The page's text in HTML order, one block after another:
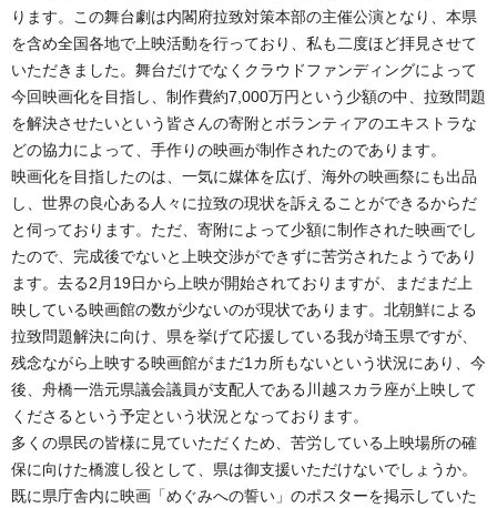
ります。この舞台劇は内閣府拉致対策本部の主催公演となり、本県
を含め全国各地で上映活動を行っており、私も二度ほど拝見させて
いただきました。舞台だけでなくクラウドファンディングによって
今回映画化を目指し、制作費約7,000万円という少額の中、拉致問題
を解決させたいという皆さんの寄附とボランティアのエキストラな
どの協力によって、手作りの映画が制作されたのであります。
映画化を目指したのは、一気に媒体を広げ、海外の映画祭にも出品
し、世界の良心ある人々に拉致の現状を訴えることができるからだ
と伺っております。ただ、寄附によって少額に制作された映画でし
たので、完成後でないと上映交渉ができずに苦労されたようであり
ます。去る2月19日から上映が開始されておりますが、まだまだ上
映している映画館の数が少ないのが現状であります。北朝鮮による
拉致問題解決に向け、県を挙げて応援している我が埼玉県ですが、
残念ながら上映する映画館がまだ1カ所もないという状況にあり、今
後、舟橋一浩元県議会議員が支配人である川越スカラ座が上映して
くださるという予定という状況となっております。
多くの県民の皆様に見ていただくため、苦労している上映場所の確
保に向けた橋渡し役として、県は御支援いただけないでしょうか。
既に県庁舎内に映画「めぐみへの誓い」のポスターを掲示していた